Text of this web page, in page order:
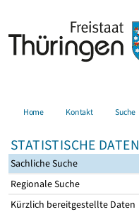
Home Kontakt Suche
STATISTISCHE DATEN
Sachliche Suche
Regionale Suche
Kürzlich bereitgestellte Daten